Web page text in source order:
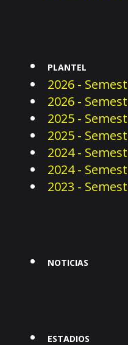
PLANTEL
2026 -
2026 -
2025 -
2025 -
2024 -
2024 -
2023 -
NOTICIAS
ESTADIOS